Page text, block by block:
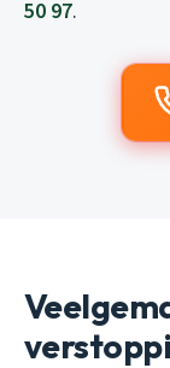
50 97.